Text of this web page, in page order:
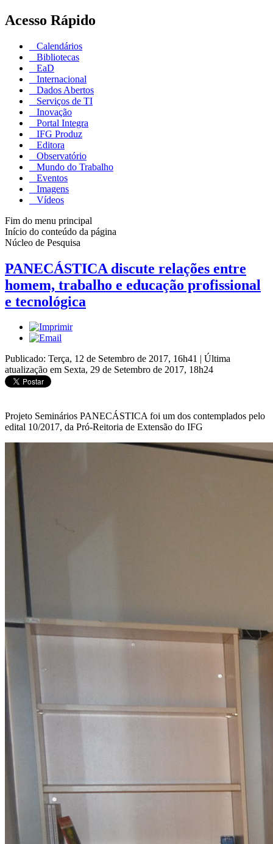
Acesso Rápido
Calendários
Bibliotecas
EaD
Internacional
Dados Abertos
Serviços de TI
Inovação
Portal Integra
IFG Produz
Editora
Observatório
Mundo do Trabalho
Eventos
Imagens
Vídeos
Fim do menu principal
Início do conteúdo da página
Núcleo de Pesquisa
PANECÁSTICA discute relações entre
homem, trabalho e educação profissional
e tecnológica
Publicado: Terça, 12 de Setembro de 2017, 16h41 | Última
atualização em Sexta, 29 de Setembro de 2017, 18h24
Projeto Seminários PANECÁSTICA foi um dos contemplados pelo
edital 10/2017, da Pró-Reitoria de Extensão do IFG